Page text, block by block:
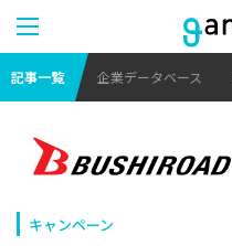
記事一覧 企業データベース
キャンペーン